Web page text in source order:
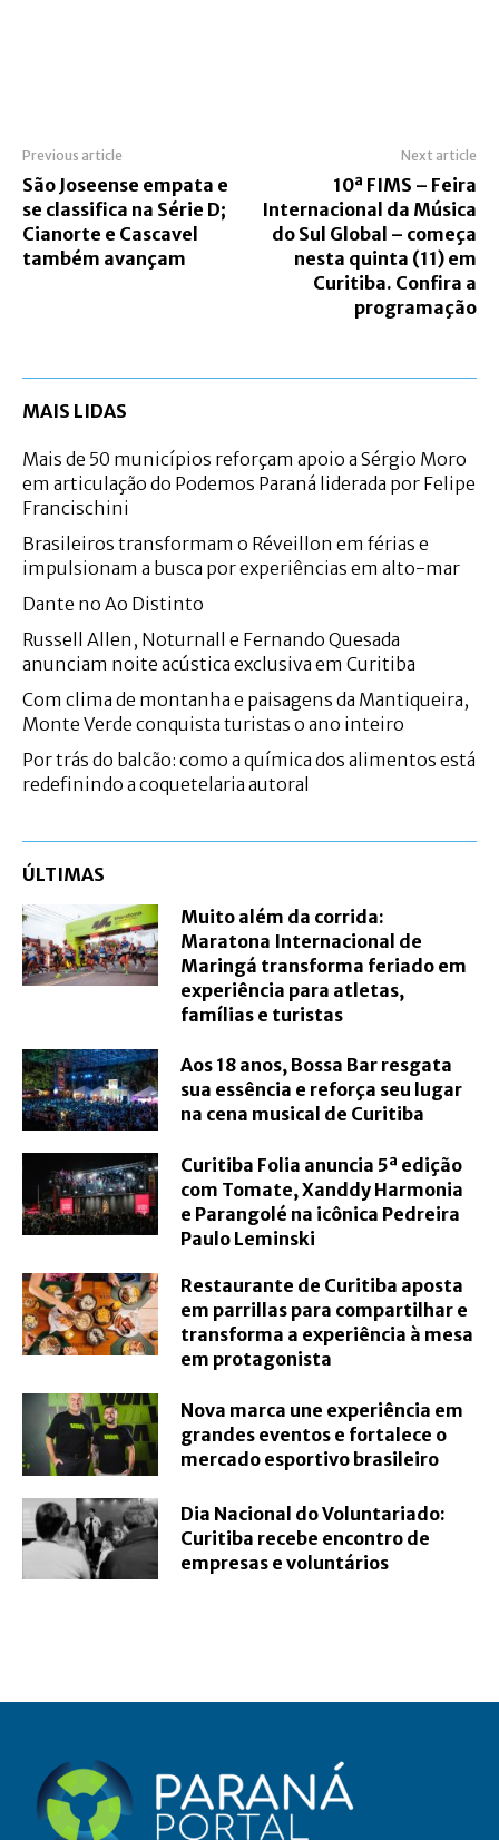
Previous article
São Joseense empata e
se classifica na Série D;
Cianorte e Cascavel
também avançam
Next article
10ª FIMS – Feira
Internacional da Música
do Sul Global – começa
nesta quinta (11) em
Curitiba. Confira a
programação
MAIS LIDAS
Mais de 50 municípios reforçam apoio a Sérgio Moro
em articulação do Podemos Paraná liderada por Felipe
Francischini
Brasileiros transformam o Réveillon em férias e
impulsionam a busca por experiências em alto-mar
Dante no Ao Distinto
Russell Allen, Noturnall e Fernando Quesada
anunciam noite acústica exclusiva em Curitiba
Com clima de montanha e paisagens da Mantiqueira,
Monte Verde conquista turistas o ano inteiro
Por trás do balcão: como a química dos alimentos está
redefinindo a coquetelaria autoral
ÚLTIMAS
Muito além da corrida:
Maratona Internacional de
Maringá transforma feriado em
experiência para atletas,
famílias e turistas
Aos 18 anos, Bossa Bar resgata
sua essência e reforça seu lugar
na cena musical de Curitiba
Curitiba Folia anuncia 5ª edição
com Tomate, Xanddy Harmonia
e Parangolé na icônica Pedreira
Paulo Leminski
Restaurante de Curitiba aposta
em parrillas para compartilhar e
transforma a experiência à mesa
em protagonista
Nova marca une experiência em
grandes eventos e fortalece o
mercado esportivo brasileiro
Dia Nacional do Voluntariado:
Curitiba recebe encontro de
empresas e voluntários